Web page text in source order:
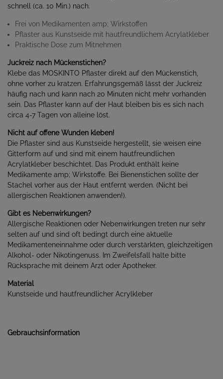
schnell (ca. 10 Min.) nach.
Frei von Medikamenten amp; Wirkstoffen
Pflaster aus Kunstseide mit hautfreundlichem Acrylatkleber
Praktische Dose zum Mitnehmen
Juckreiz nach Mückenstichen?
Klebe das MOSKINTO Pflaster direkt auf den Mückenstich,
ohne vorher zu kratzen. Erfahrungsgemäß lässt der Juckreiz
häufig nach und kann nach 20 Minuten nicht mehr vorhanden
sein. Das Pflaster kann auf der Haut bleiben bis es sich nach
circa 4-7 Tagen von alleine löst.
Nicht auf offene Wunden kleben!
Die Pflaster sind aus Kunstseide hergestellt, sie weisen eine
Gitterform auf und sind mit einem hautfreundlichen
Acrylatkleber beschichtet. Das Produkt enthält keine
Medikamente amp; Wirkstoffe. Bei Bienenstichen sollte der
Stachel vorher aus der Haut entfernt werden. (Nicht bei
allergischen Reaktionen anwenden!).
Gibt es Nebenwirkungen?
Allergische Reaktionen oder Nebenwirkungen treten nur sehr
selten auf und sind oft bedingt durch eine aktuelle
Medikamenteneinnahme oder durch verstärkten, gleichzeitigen
Alkohol- oder Nikotingenuss. Im Zweifelsfall halte bitte
Rücksprache mit deinem Arzt oder Apotheker.
Material
Kunstseide und hautfreundlicher Acrylkleber
Gebrauchsinformation